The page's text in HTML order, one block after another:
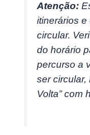
Atenção:
itinerários
circular.
do horário
percurso a
ser circular,
Volta” com